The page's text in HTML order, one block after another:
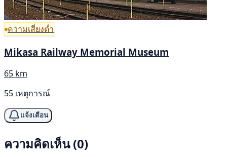
ความเสี่ยงต่ำ
Mikasa Railway Memorial Museum
65 km
55 เหตุการณ์
แจ้งเตือน
ความคิดเห็น (0)